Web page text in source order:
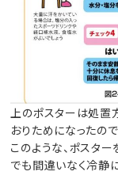
上のポスターは処置
おりためになったの
このような、ポスタ
でも間違いなく冷静